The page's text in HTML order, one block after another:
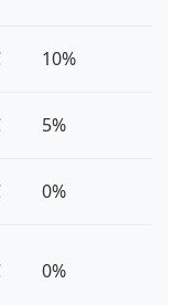
10%
5%
0%
0%